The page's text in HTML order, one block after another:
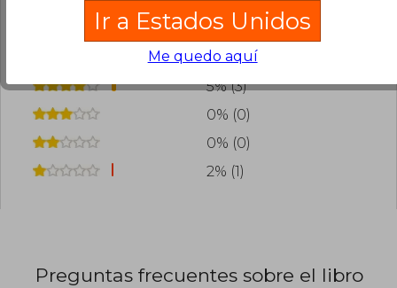
agregar tu propia evaluación.
93% (56)
5% (3)
0% (0)
0% (0)
2% (1)
Preguntas frecuentes sobre el libro
Ir a Estados Unidos
Me quedo aquí